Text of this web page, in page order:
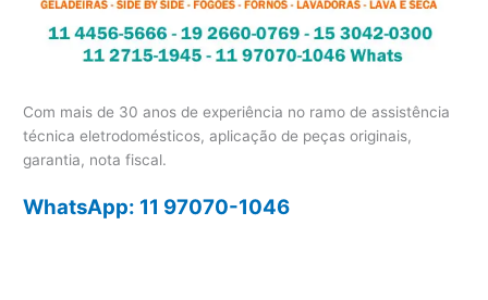
Com mais de 30 anos de experiência no ramo de assistência
técnica eletrodomésticos, aplicação de peças originais,
garantia, nota fiscal.
WhatsApp: 11 97070-1046